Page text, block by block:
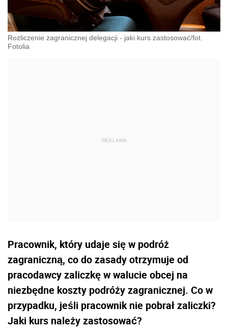
Rozliczenie zagranicznej delegacji - jaki kurs zastosować/fot.
Fotolia
Pracownik, który udaje się w podróż
zagraniczną, co do zasady otrzymuje od
pracodawcy zaliczkę w walucie obcej na
niezbędne koszty podróży zagranicznej. Co w
przypadku, jeśli pracownik nie pobrał zaliczki?
Jaki kurs należy zastosować?